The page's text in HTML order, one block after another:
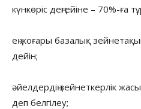
күнкөріс деңгейіне – 70%-ға
ең жоғары базалық
дейін;
әйелдердің зейнеткерлік
деп белгілеу;